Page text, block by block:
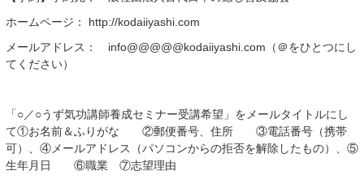
ホームページ： http://kodaiiyashi.com
メールアドレス： info@@@@@kodaiiyashi.com（＠をひとつにし
てください）
「○／○うず気功講師養成セミナー受講希望」をメールタイトルにし
て①お名前＆ふりがな ②郵便番号、住所 ③電話番号（携帯
可）、④メールアドレス（パソコンからの拒否を解除したもの）、⑤
生年月日 ⑥職業 ⑦志望理由